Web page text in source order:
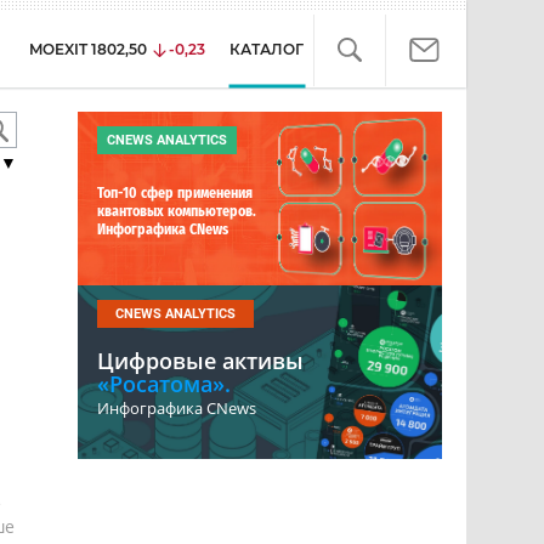
MOEXIT 1802,50 -0,23 КАТАЛОГ
CNEWS ANALYTICS
Топ-10 сфер применения
квантовых компьютеров.
Инфографика CNews
CNEWS ANALYTICS
Цифровые активы
«Росатома».
Инфографика CNews